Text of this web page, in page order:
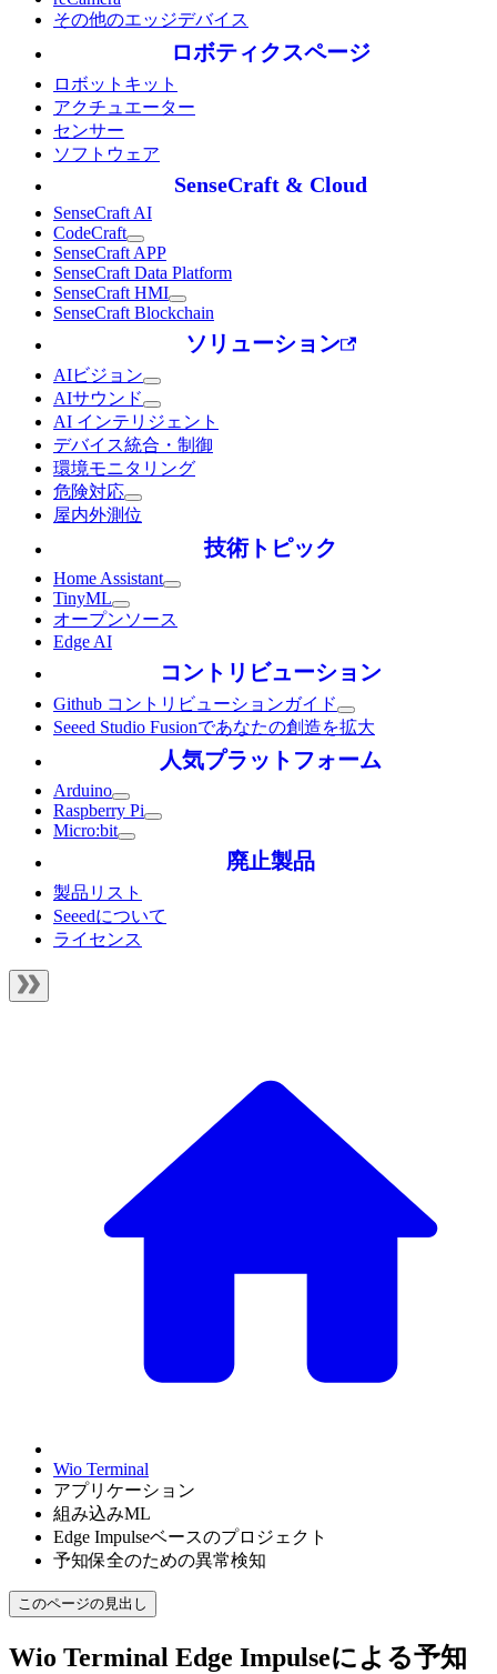
その他のエッジデバイス
ロボティクスページ
ロボットキット
アクチュエーター
センサー
ソフトウェア
SenseCraft & Cloud
SenseCraft AI
CodeCraft
SenseCraft APP
SenseCraft Data Platform
SenseCraft HMI
SenseCraft Blockchain
ソリューション
AIビジョン
AIサウンド
AI インテリジェント
デバイス統合・制御
環境モニタリング
危険対応
屋内外測位
技術トピック
Home Assistant
TinyML
オープンソース
Edge AI
コントリビューション
Github コントリビューションガイド
Seeed Studio Fusionであなたの創造を拡大
人気プラットフォーム
Arduino
Raspberry Pi
Micro:bit
廃止製品
製品リスト
Seeedについて
ライセンス
Wio Terminal
アプリケーション
組み込みML
Edge Impulseベースのプロジェクト
予知保全のための異常検知
このページの見出し
Wio Terminal Edge Impulseによる予知